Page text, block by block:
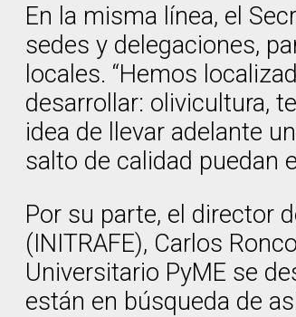
En la misma línea, el
sedes y delegaciones,
locales. “Hemos
desarrollar: olivicultura,
idea de llevar adelante
salto de calidad puedan
Por su parte, el director
(INITRAFE), Carlos
Universitario PyME se
están en búsqueda de